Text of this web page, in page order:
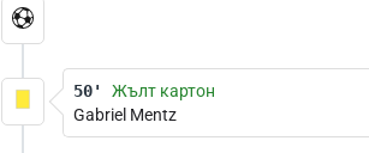
50'
Жълт картон
Gabriel Mentz